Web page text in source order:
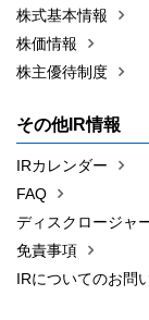
株式基本情報
株価情報
株主優待制度
その他IR情報
IRカレンダー
FAQ
ディスクロージャ
免責事項
IRについてのお問